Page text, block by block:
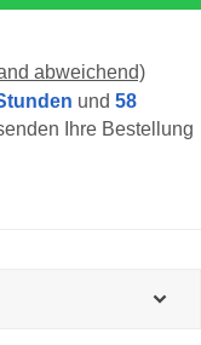
abweichend)
und 58
Ihre Bestellung